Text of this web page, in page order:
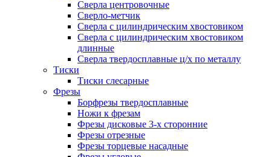
Сверла центровочные
Сверло-метчик
Сверла с цилиндрическим хвостовиком
Сверла с цилиндрическим хвостовиком
длинные
Сверла твердосплавные ц/х по металлу
Тиски
Тиски слесарные
Фрезы
Борфрезы твердосплавные
Ножи к фрезам
Фрезы дисковые 3-х сторонние
Фрезы отрезные
Фрезы торцевые насадные